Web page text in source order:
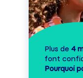
Plus de 4
font
Pourquoi